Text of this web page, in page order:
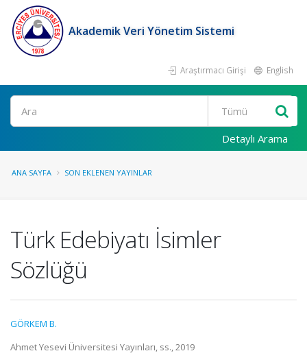
Akademik Veri Yönetim Sistemi
Araştırmacı Girişi English
Ara
Detaylı Arama
ANA SAYFA SON EKLENEN YAYINLAR
Türk Edebiyatı İsimler
Sözlüğü
GÖRKEM B.
Ahmet Yesevi Üniversitesi Yayınları, ss., 2019